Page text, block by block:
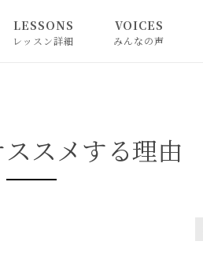
LESSONS
レッスン詳細
VOICES
みんなの声
スメする理由